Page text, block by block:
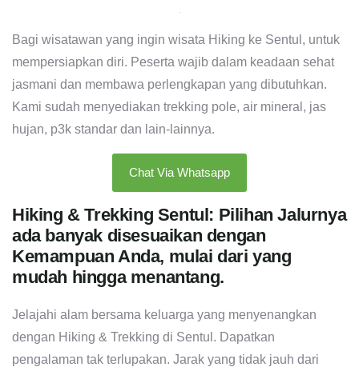
Bagi wisatawan yang ingin wisata Hiking ke Sentul, untuk
mempersiapkan diri. Peserta wajib dalam keadaan sehat
jasmani dan membawa perlengkapan yang dibutuhkan.
Kami sudah menyediakan trekking pole, air mineral, jas
hujan, p3k standar dan lain-lainnya.
Chat Via Whatsapp
Hiking & Trekking Sentul: Pilihan Jalurnya
ada banyak disesuaikan dengan
Kemampuan Anda, mulai dari yang
mudah hingga menantang.
Jelajahi alam bersama keluarga yang menyenangkan
dengan Hiking & Trekking di Sentul. Dapatkan
pengalaman tak terlupakan. Jarak yang tidak jauh dari